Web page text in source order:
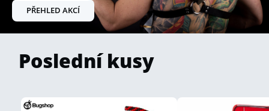
PŘEHLED AKCÍ
Poslední kusy